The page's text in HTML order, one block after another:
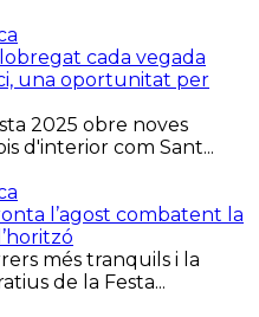
cada vegada
una oportunitat per
2025 obre noves
d'interior com Sant...
l’agost combatent la
més tranquils i la
de la Festa...